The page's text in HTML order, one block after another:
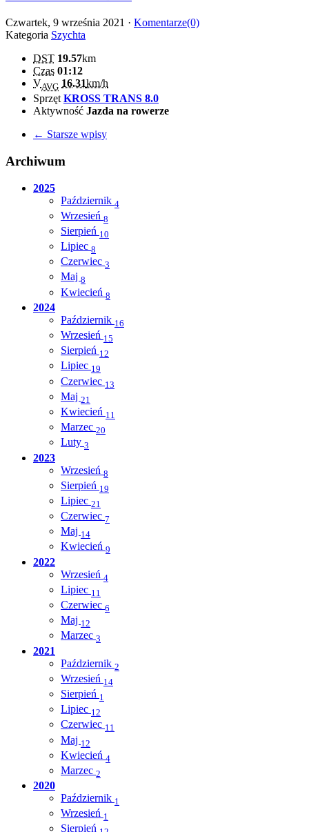
Czwartek, 9 września 2021 · Komentarze(0)
Kategoria Szychta
DST 19.57km
Czas 01:12
VAVG 16.31km/h
Sprzęt KROSS TRANS 8.0
Aktywność Jazda na rowerze
← Starsze wpisy
Archiwum
2025
Październik 4
Wrzesień 8
Sierpień 10
Lipiec 8
Czerwiec 3
Maj 8
Kwiecień 8
2024
Październik 16
Wrzesień 15
Sierpień 12
Lipiec 19
Czerwiec 13
Maj 21
Kwiecień 11
Marzec 20
Luty 3
2023
Wrzesień 8
Sierpień 19
Lipiec 21
Czerwiec 7
Maj 14
Kwiecień 9
2022
Wrzesień 4
Lipiec 11
Czerwiec 6
Maj 12
Marzec 3
2021
Październik 2
Wrzesień 14
Sierpień 1
Lipiec 12
Czerwiec 11
Maj 12
Kwiecień 4
Marzec 2
2020
Październik 1
Wrzesień 1
Sierpień